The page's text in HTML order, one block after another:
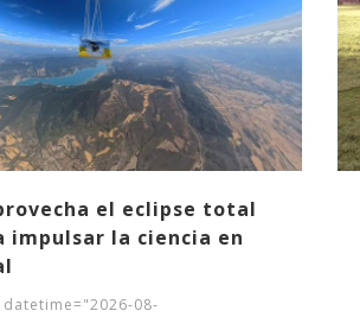
el eclipse total
impulsar la ciencia en
datetime="2026-08-